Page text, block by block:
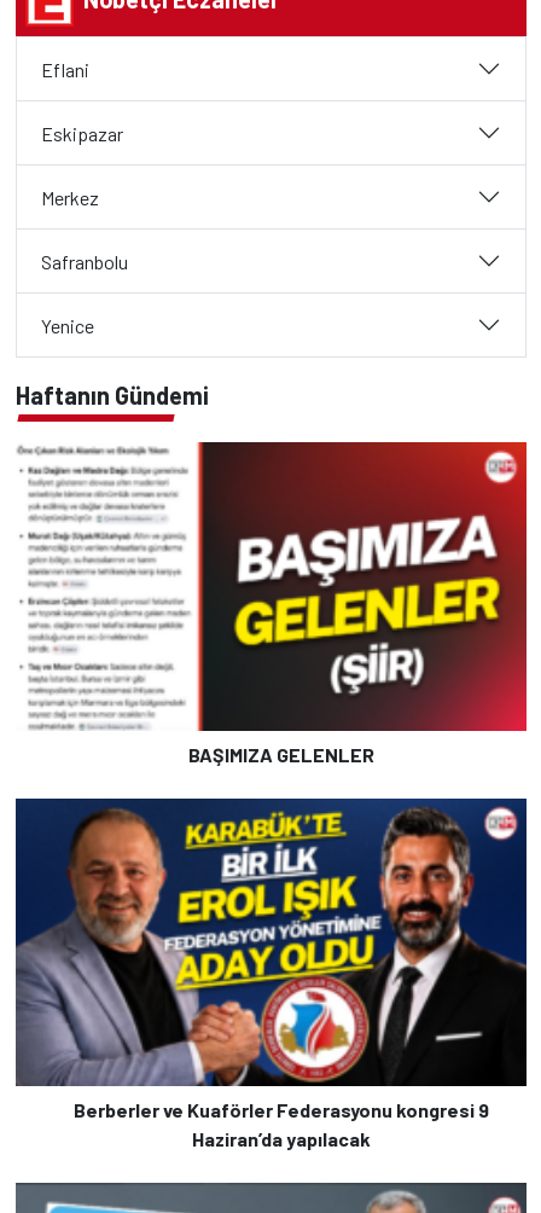
Eflani
Eskipazar
Merkez
Safranbolu
Yenice
Haftanın Gündemi
BAŞIMIZA GELENLER
Berberler ve Kuaförler Federasyonu kongresi 9
Haziran’da yapılacak